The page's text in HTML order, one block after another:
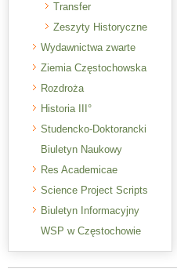
Transfer
Zeszyty Historyczne
Wydawnictwa zwarte
Ziemia Częstochowska
Rozdroża
Historia III°
Studencko-Doktorancki
Biuletyn Naukowy
Res Academicae
Science Project Scripts
Biuletyn Informacyjny
WSP w Częstochowie